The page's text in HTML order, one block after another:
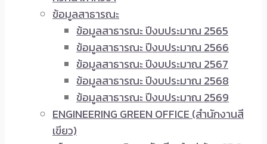
ข้อมูลสาธารณะ
ข้อมูลสาธารณะ ปีงบประมาณ 2565
ข้อมูลสาธารณะ ปีงบประมาณ 2566
ข้อมูลสาธารณะ ปีงบประมาณ 2567
ข้อมูลสาธารณะ ปีงบประมาณ 2568
ข้อมูลสาธารณะ ปีงบประมาณ 2569
ENGINEERING GREEN OFFICE (สำนักงานสี
เขียว)